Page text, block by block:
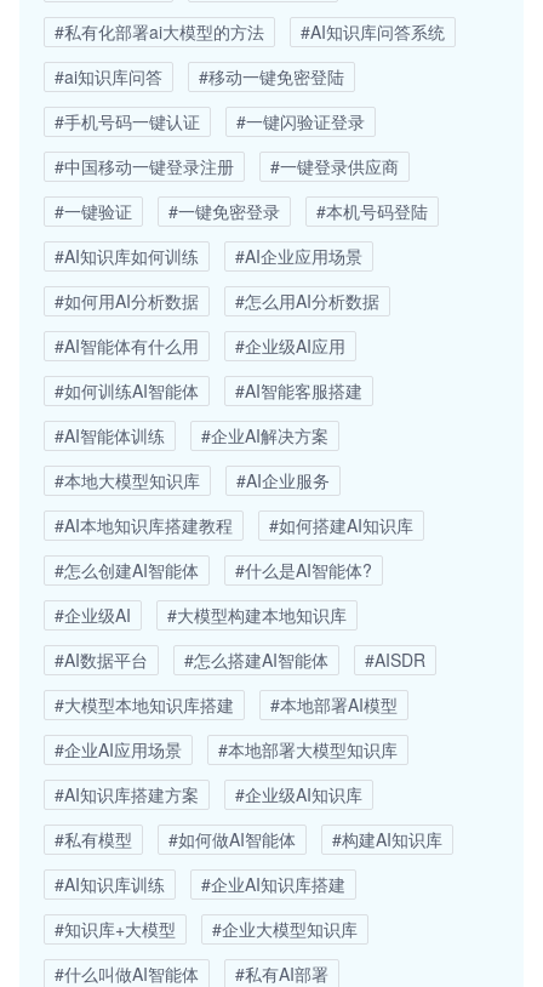
#私有化部署ai大模型的方法
#AI知识库问答系统
#ai知识库问答
#移动一键免密登陆
#手机号码一键认证
#一键闪验证登录
#中国移动一键登录注册
#一键登录供应商
#一键验证
#一键免密登录
#本机号码登陆
#AI知识库如何训练
#AI企业应用场景
#如何用AI分析数据
#怎么用AI分析数据
#AI智能体有什么用
#企业级AI应用
#如何训练AI智能体
#AI智能客服搭建
#AI智能体训练
#企业AI解决方案
#本地大模型知识库
#AI企业服务
#AI本地知识库搭建教程
#如何搭建AI知识库
#怎么创建AI智能体
#什么是AI智能体?
#企业级AI
#大模型构建本地知识库
#AI数据平台
#怎么搭建AI智能体
#AISDR
#大模型本地知识库搭建
#本地部署AI模型
#企业AI应用场景
#本地部署大模型知识库
#AI知识库搭建方案
#企业级AI知识库
#私有模型
#如何做AI智能体
#构建AI知识库
#AI知识库训练
#企业AI知识库搭建
#知识库+大模型
#企业大模型知识库
#什么叫做AI智能体
#私有AI部署